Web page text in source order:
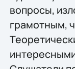
вопросы,
грамотным,